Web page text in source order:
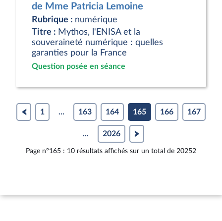
de Mme Patricia Lemoine
Rubrique : numérique
Titre : Mythos, l'ENISA et la
souveraineté numérique : quelles
garanties pour la France
Question posée en séance
1 ... 163 164 165 166 167
... 2026
Page n°165 : 10 résultats affichés sur un total de 20252